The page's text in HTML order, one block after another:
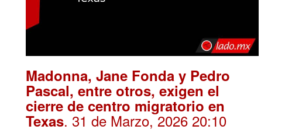
Madonna, Jane Fonda y Pedro
Pascal, entre otros, exigen el
cierre de centro migratorio en
Texas. 31 de Marzo, 2026 20:10